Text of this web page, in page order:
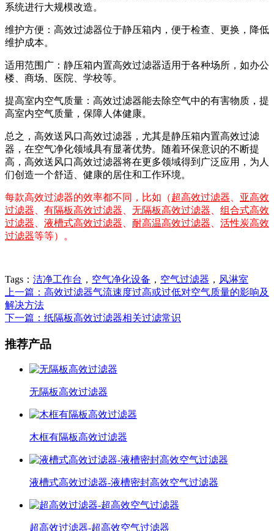
系统进行大规模改造。
维护方便：高效过滤器位于静压箱内，便于检查、更换，降低
维护成本。
适用范围广：静压箱内置高效过滤器适用于各种场所，如办公
楼、商场、医院、学校等。
提高室内空气质量：高效过滤器能去除空气中的有害物质，提
高室内空气质量，保障人体健康。
总之，高效送风口高效过滤器，尤其是静压箱内置高效过滤
器，在空气净化领域具有显著优势。随着环保意识的不断提
高，高效送风口高效过滤器将在更多领域得到广泛应用，为人
们创造一个舒适、健康的居住和工作环境。
每款高效过滤器的效率都不同，比如（超高效过滤器
亚高效
过滤器
有隔板高效过滤器 无隔板高效过滤器
组合式高效
过滤器
液槽式高效过滤器 耐高温高效过滤器
活性炭高效
过滤器等等）。
Tags： 洁净工作台 ， 空气净化设备 ， 空气过滤器 ， 风淋室
上一篇：高效过滤器气流速度过高或过低对空气质量的影响及
解决方法
下一篇：纸隔板高效过滤器相关过滤常识
推荐产品
无隔板高效过滤器
木框有隔板高效过滤器
液槽式高效过滤器-液槽密封高效空气过滤器
超高效过滤器-超高效空气过滤器